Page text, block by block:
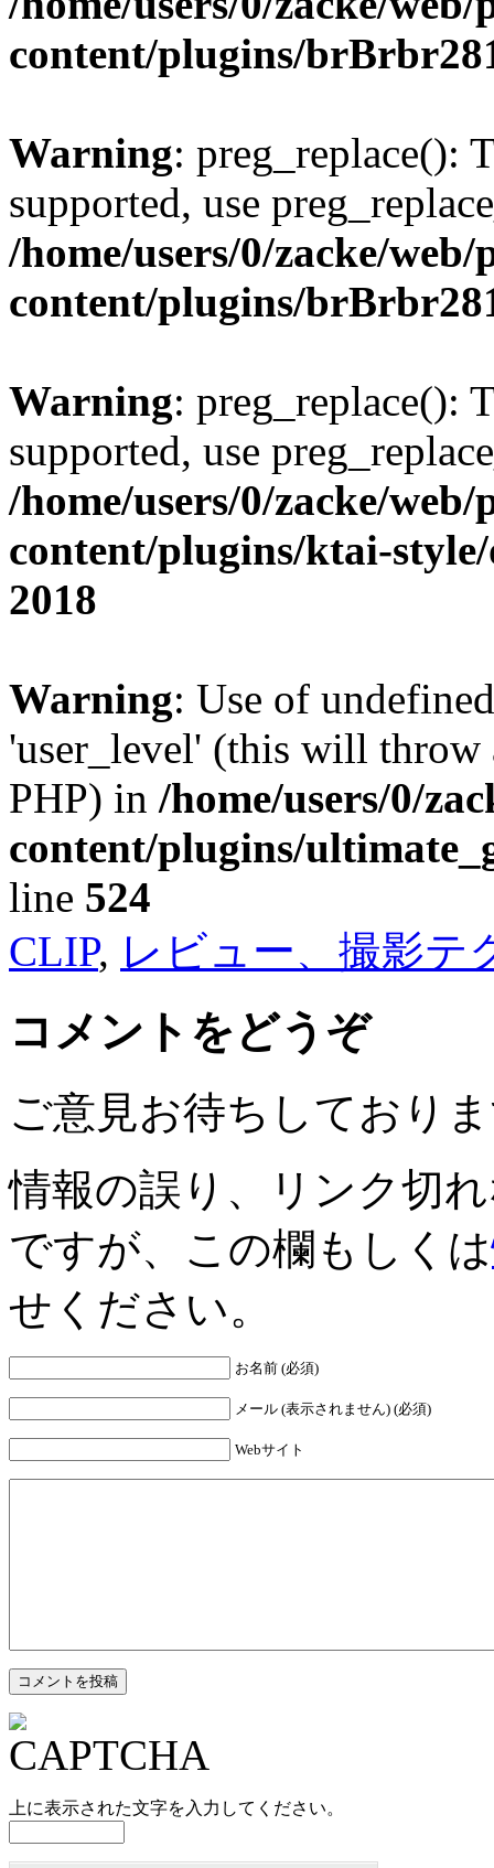
content/plugins/
Warning: preg_replace():
supported, use
/home/users/0/zacke/
content/plugins/
Warning: preg_replace():
supported, use
/home/users/0/zacke/
content/plugins/ktai-
2018
Warning: Use of
'user_level' (this will
PHP) in /home/users/0/
content/plugins/
line 524
CLIP, レビュー、撮影テ
コメントをどうぞ
ご意見お待ちしており
情報の誤り、リンク切
ですが、この欄もしくは
せください。
お名前 (必須)
メール (表示されません) (必須)
Webサイト
上に表示された文字を入力してください。